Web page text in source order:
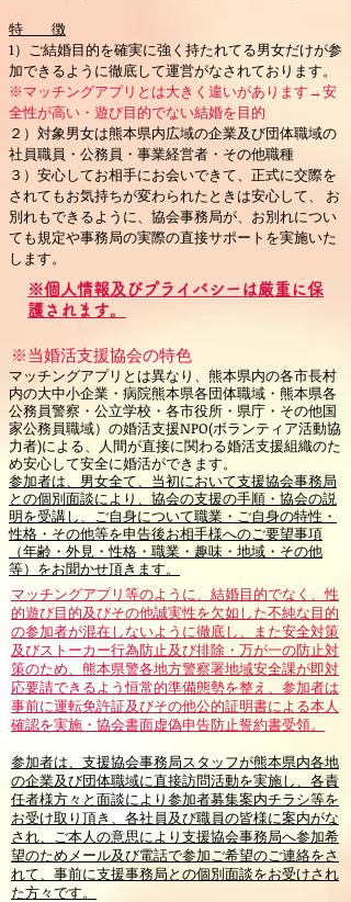
特 徴
1）ご結婚目的を確実に強く持たれてる男女だけが参
加できるように徹底して運営がなされております。
※マッチングアプリとは大きく違いがあります→安
全性が高い・遊び目的でない結婚を目的
２）対象男女は熊本県内広域の企業及び団体職域の
社員職員・公務員・事業経営者・その他職種
３）安心してお相手にお会いできて、正式に交際を
されてもお気持ちが変わられたときは安心して、 お
別れもできるように、協会事務局が、お別れについ
ても規定や事務局の実際の直接サポートを実施いた
します。
※個人情報及びプライバシーは厳重に保
護されます。
※当婚活支援協会の特色
マッチングアプリとは異なり、熊本県内の各市長村
内の大中小企業・病院熊本県各団体職域・熊本県各
公務員警察・公立学校・各市役所・県庁・その他国
家公務員職域）の婚活支援NPO(ボランティア活動協
力者)による、人間が直接に関わる婚活支援組織のた
め安心して安全に婚活ができます。
参加者は、男女全て、当初において支援協会事務局
との個別面談により、協会の支援の手順・協会の説
明を受講し、ご自身について職業・ご自身の特性・
性格・その他等を申告後お相手様へのご要望事項
（年齢・外見・性格・職業・趣味・地域・その他
等）をお聞かせ頂きます。
マッチングアプリ等のように、結婚目的でなく、性
的遊び目的及びその他誠実性を欠如した不純な目的
の参加者が混在しないように徹底し、また安全対策
及びストーカー行為防止及び排除・万が一の防止対
策のため、熊本県警各地方警察署地域安全課が即対
応要請できるよう恒常的準備態勢を整え、参加者は
事前に運転免許証及びその他公的証明書による本人
確認を実施・協会書面虚偽申告防止誓約書受領。
参加者は、支援協会事務局スタッフが熊本県内各地
の企業及び団体職域に直接訪問活動を実施し、各責
任者様方々と面談により参加者募集案内チラシ等を
お受け取り頂き、各社員及び職員の皆様に案内がな
され、ご本人の意思により支援協会事務局へ参加希
望のためメール及び電話で参加ご希望のご連絡をさ
れて、事前に支援事務局との個別面談をお受けされ
た方々です。